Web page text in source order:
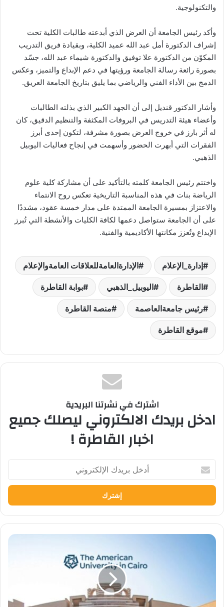
والتكنولوجية.
وأكد رئيس الجامعة أن العرض الذي أبدعته طالبات الكلية تحت
إشراف الدكتورة أمل عبد الله عميد الكلية، وبقيادة فريق التدريب
المكوّن من الدكتورة علا توفيق والدكتورة شيماء عبد الله، جسّد
بصورة رائعة رسالة الجامعة ورؤيتها في دعم الإبداع والتميز، وعكس
الدمج بين الأداء الفني والرياضي بما يليق بتاريخ الجامعة العريق.
وأشار الدكتور قنديل إلى أن الجهد الكبير الذي بذلته الطالبات
وأعضاء هيئة التدريس في البروفات المكثفة والتنظيم الدقيق، كان
له أثر بارز في خروج العرض بصورة مشرفة، لتكون إحدى أبرز
الفقرات التي أبهرت الحضور وأسهمت في إنجاح فعاليات اليوبيل
الذهبي.
واختتم رئيس الجامعة كلمته بالتأكيد على أن مشاركة كلية علوم
الرياضة بنات في هذه المناسبة التاريخية تعكس روح الانتماء
والاعتزاز بمسيرة الجامعة الممتدة على مدار خمسة عقود، مشددًا
على أن الجامعة ستواصل دعمها لكافة الكليات والأنشطة التي تُبرز
الإبداع وتُعزز مكانتها الأكاديمية والفنية.
إدارة_الإعلام الإدارةالعامةللعلاقات العامةوالإعلام
القاطرة اليوبيل_الذهبي بوابة القاطرة
رئيس جامعةالعاصمة منصة القاطرة
موقع القاطرة
اشترك في نشرتنا البريدية
ادخل بريدك الالكتروني ليصلك جميع
اخبار القاطرة !
أدخل
بريدك
الإلكتروني
الجامعة
من